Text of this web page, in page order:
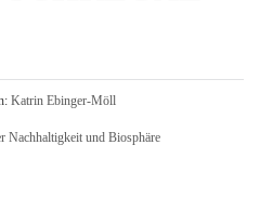
Katrin Ebinger-Möll
Nachhaltigkeit und Biosphäre